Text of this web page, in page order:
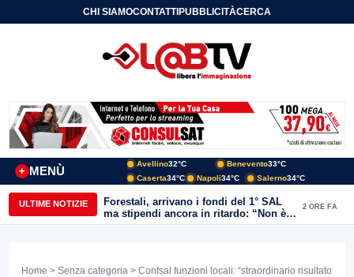
CHI SIAMOCONTATTIPUBBLICITÀCERCA
MENÙ
+
Avellino32°C Benevento33°C
Caserta34°C Napoli34°C Salerno34°C
ULTIME NOTIZIE
Forestali, arrivano i fondi del 1° SAL
ma stipendi ancora in ritardo: “Non è
più sostenibile”
2 ORE FA
Home > Senza categoria > Confsal funzioni locali: “straordinario risultato